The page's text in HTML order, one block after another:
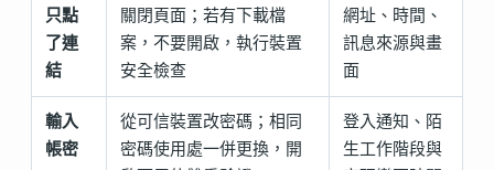
只點
了連
結
關閉頁面；若有下載檔
案，不要開啟，執行裝置
安全檢查
網址、時間、
訊息來源與畫
面
輸入
帳密
從可信裝置改密碼；相同
密碼使用處一併更換，開
登入通知、陌
生工作階段與